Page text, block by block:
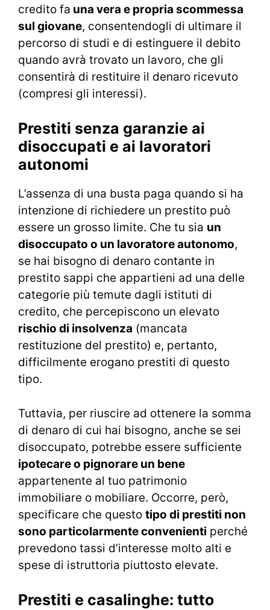
credito fa una vera e propria scommessa
sul giovane, consentendogli di ultimare il
percorso di studi e di estinguere il debito
quando avrà trovato un lavoro, che gli
consentirà di restituire il denaro ricevuto
(compresi gli interessi).
Prestiti senza garanzie ai
disoccupati e ai lavoratori
autonomi
L’assenza di una busta paga quando si ha
intenzione di richiedere un prestito può
essere un grosso limite. Che tu sia un
disoccupato o un lavoratore autonomo,
se hai bisogno di denaro contante in
prestito sappi che appartieni ad una delle
categorie più temute dagli istituti di
credito, che percepiscono un elevato
rischio di insolvenza (mancata
restituzione del prestito) e, pertanto,
difficilmente erogano prestiti di questo
tipo.
Tuttavia, per riuscire ad ottenere la somma
di denaro di cui hai bisogno, anche se sei
disoccupato, potrebbe essere sufficiente
ipotecare o pignorare un bene
appartenente al tuo patrimonio
immobiliare o mobiliare. Occorre, però,
specificare che questo tipo di prestiti non
sono particolarmente convenienti perché
prevedono tassi d’interesse molto alti e
spese di istruttoria piuttosto elevate.
Prestiti e casalinghe: tutto